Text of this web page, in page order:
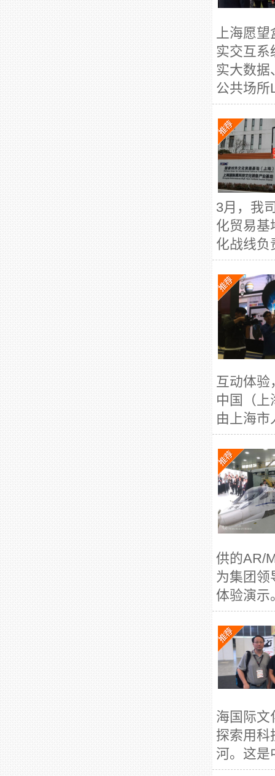
上海愿
实交互系
实大数据
公共场所
3月，我
化贸易基
化战线
互动体
中国（上
由上海市
供的AR/
为集团领
体验演示
海国际
探索用科
河。这是